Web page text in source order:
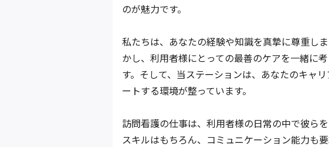
のが魅力です。
私たちは、あなたの経験や知識を真摯に尊重し
かし、利用者様にとっての最善のケアを一緒に
す。そして、当ステーションは、あなたのキャ
ートする環境が整っています。
訪問看護の仕事は、利用者様の日常の中で彼ら
スキルはもちろん、コミュニケーション能力も